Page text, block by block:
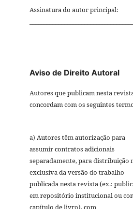
Assinatura do autor principal:
Aviso de Direito Autoral
Autores que publicam nesta
concordam com os seguintes
a) Autores têm autorização para
assumir contratos adicionais
separadamente, para distribuição
exclusiva da versão do trabalho
publicada nesta revista (ex.:
em repositório institucional ou
capítulo de livro), com